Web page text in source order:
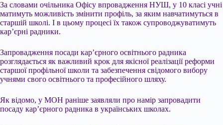
За словами очільника Офісу впровадження НУШ, у 10 класі учні
матимуть можливість змінити профіль, за яким навчатимуться в
старшій школі. І в цьому процесі їх також супроводжуватимуть
карʼєрні радники.
Запровадження посади кар’єрного освітнього радника
розглядається як важливий крок для якісної реалізації реформи
старшої профільної школи та забезпечення свідомого вибору
учнями свого освітнього та професійного шляху.
Як відомо, у МОН раніше заявляли про намір запровадити
посаду карʼєрного радника в українських школах.